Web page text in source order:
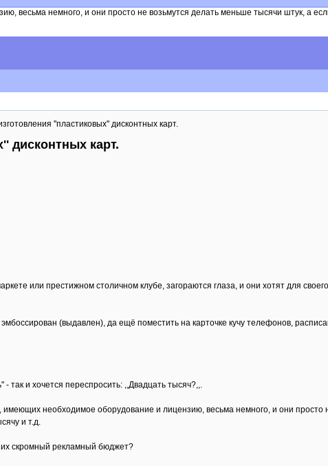
немного, и они просто не возьмутся делать меньше тысячи штук, а
''пластиковых'' дисконтных карт.
дисконтных карт.
или престижном столичном клубе, загораются глаза, и они хотят для
(выдавлен), да ещё поместить на карточке кучу телефонов,
так и хочется переспросить: ,,Двадцать тысяч?,,.
необходимое оборудование и лицензию, весьма немного, и они просто
и т.д.
их скромный рекламный бюджет?